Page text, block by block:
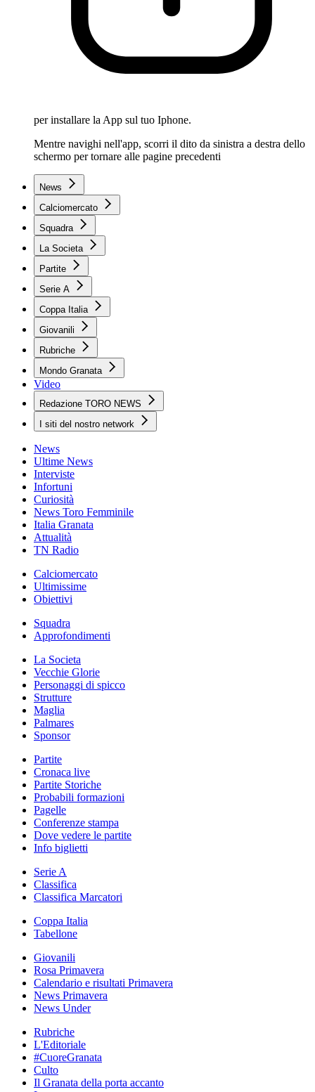
per installare la App sul tuo Iphone.
Mentre navighi nell'app, scorri il dito da sinistra a destra dello
schermo per tornare alle pagine precedenti
News
Calciomercato
Squadra
La Societa
Partite
Serie A
Coppa Italia
Giovanili
Rubriche
Mondo Granata
Video
Redazione TORO NEWS
I siti del nostro network
News
Ultime News
Interviste
Infortuni
Curiosità
News Toro Femminile
Italia Granata
Attualità
TN Radio
Calciomercato
Ultimissime
Obiettivi
Squadra
Approfondimenti
La Societa
Vecchie Glorie
Personaggi di spicco
Strutture
Maglia
Palmares
Sponsor
Partite
Cronaca live
Partite Storiche
Probabili formazioni
Pagelle
Conferenze stampa
Dove vedere le partite
Info biglietti
Serie A
Classifica
Classifica Marcatori
Coppa Italia
Tabellone
Giovanili
Rosa Primavera
Calendario e risultati Primavera
News Primavera
News Under
Rubriche
L'Editoriale
#CuoreGranata
Culto
Il Granata della porta accanto